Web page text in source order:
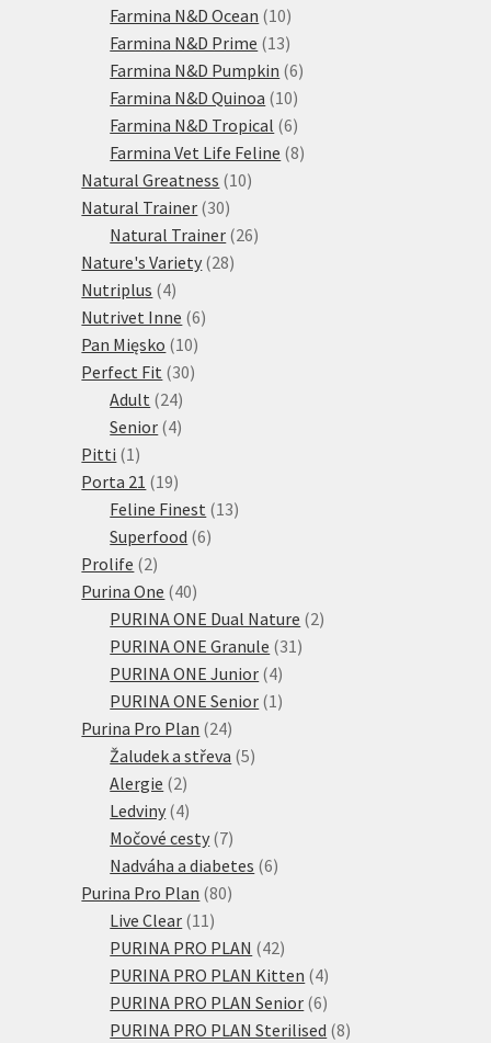
Farmina N&D Ocean 1010
produktů
Farmina N&D Prime 1313
produktů
Farmina N&D Pumpkin 66
Farmina N&D Quinoa 1010
produktů
Farmina N&D Tropical 66
produktů
Farmina Vet Life Feline 88
Natural Greatness 1010
Natural Trainer 3030
produktů
Natural Trainer 2626
Nature's Variety 2828
Nutriplus 44
produkty
Nutrivet Inne 66
Pan Mięsko 1010
produktů
Perfect Fit 3030
Adult 2424
produktů
Senior 44
Pitti 1 1
produkt
Porta 21 1919
produktů
Feline Finest 1313
Superfood 66
Prolife 22
produkty
Purina One 4040
produktů
PURINA ONE Dual Nature 22
PURINA ONE Granule 31 31
PURINA ONE Junior 44
produkty
PURINA ONE Senior 1 1
Purina Pro Plan 2424
produktů
Žaludek a střeva 55
Alergie 22
produkty
Ledviny 44
produkty
Močové cesty 77
produktů
Nadváha a diabetes 66
Purina Pro Plan 8080
Live Clear 11 11
produktů
PURINA PRO PLAN 4242
produktů
PURINA PRO PLAN Kitten 44
produkty
PURINA PRO PLAN Senior 66
produktů
PURINA PRO PLAN Sterilised 88